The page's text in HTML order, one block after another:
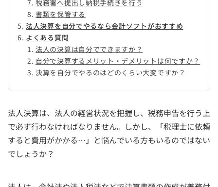
税務署へ提出し納税手続きを行う
書類を保管する
法人決算を自分でやるなら会計ソフトがおすすめ
よくある質問
法人の決算は自分でできますか？
自分で決算するメリット・デメリットは何ですか？
決算を自分でやるのはどのくらい大変ですか？
法人決算は、法人の経営状況を把握し、税務申告を行う上
で必ず行わなければなりません。しかし、「税理士に依頼
すると費用がかかる…」と悩んでいる方もいるのではない
でしょうか？